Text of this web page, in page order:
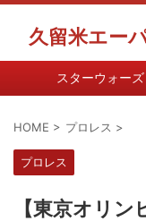
久留米エー
スターウォーズ
HOME > プロレス >
プロレス
【東京オリ